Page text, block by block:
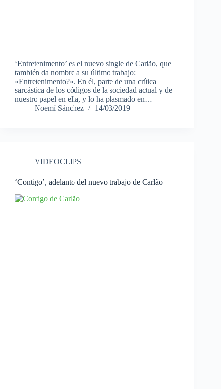
‘Entretenimento’ es el nuevo single de Carlão, que
también da nombre a su último trabajo:
«Entretenimento?». En él, parte de una crítica
sarcástica de los códigos de la sociedad actual y de
nuestro papel en ella, y lo ha plasmado en…
Noemí Sánchez
14/03/2019
VIDEOCLIPS
‘Contigo’, adelanto del nuevo trabajo de Carlão